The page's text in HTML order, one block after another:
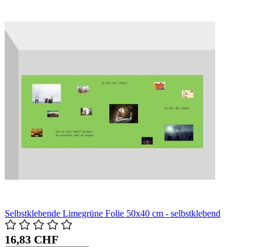
Selbstklebende Limegrüne Folie 50x40 cm - selbstklebend
16,83 CHF